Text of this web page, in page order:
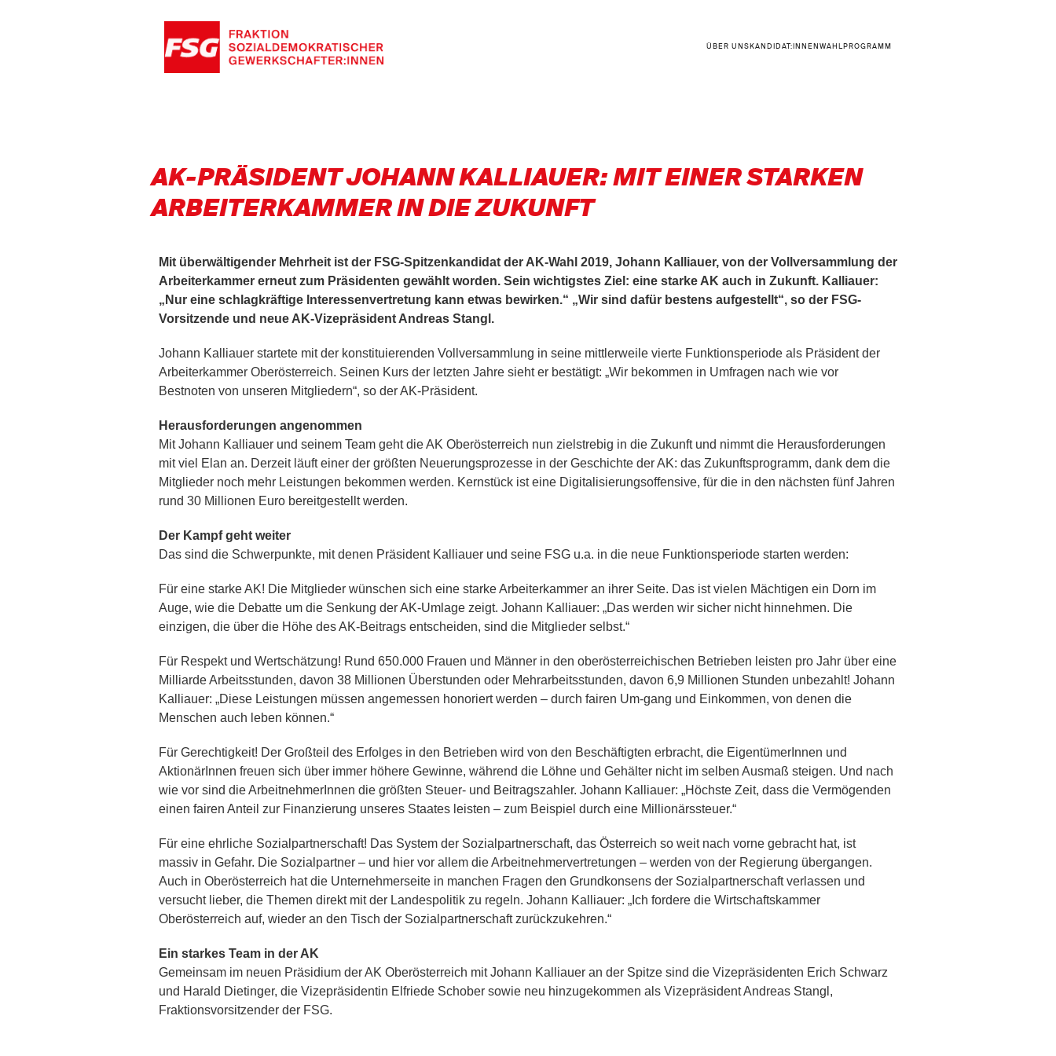
ÜBER UNS KANDIDAT:INNENWAHLPROGRAMM
AK-PRÄSIDENT JOHANN KALLIAUER: MIT EINER STARKEN
ARBEITERKAMMER IN DIE ZUKUNFT
Mit überwältigender Mehrheit ist der FSG-Spitzenkandidat der AK-Wahl 2019, Johann Kalliauer, von der Vollversammlung der
Arbeiterkammer erneut zum Präsidenten gewählt worden. Sein wichtigstes Ziel: eine starke AK auch in Zukunft. Kalliauer:
„Nur eine schlagkräftige Interessenvertretung kann etwas bewirken.“ „Wir sind dafür bestens aufgestellt“, so der FSG-
Vorsitzende und neue AK-Vizepräsident Andreas Stangl.
Johann Kalliauer startete mit der konstituierenden Vollversammlung in seine mittlerweile vierte Funktionsperiode als Präsident der
Arbeiterkammer Oberösterreich. Seinen Kurs der letzten Jahre sieht er bestätigt: „Wir bekommen in Umfragen nach wie vor
Bestnoten von unseren Mitgliedern“, so der AK-Präsident.
Herausforderungen angenommen
Mit Johann Kalliauer und seinem Team geht die AK Oberösterreich nun zielstrebig in die Zukunft und nimmt die Herausforderungen
mit viel Elan an. Derzeit läuft einer der größten Neuerungsprozesse in der Geschichte der AK: das Zukunftsprogramm, dank dem die
Mitglieder noch mehr Leistungen bekommen werden. Kernstück ist eine Digitalisierungsoffensive, für die in den nächsten fünf Jahren
rund 30 Millionen Euro bereitgestellt werden.
Der Kampf geht weiter
Das sind die Schwerpunkte, mit denen Präsident Kalliauer und seine FSG u.a. in die neue Funktionsperiode starten werden:
Für eine starke AK! Die Mitglieder wünschen sich eine starke Arbeiterkammer an ihrer Seite. Das ist vielen Mächtigen ein Dorn im
Auge, wie die Debatte um die Senkung der AK-Umlage zeigt. Johann Kalliauer: „Das werden wir sicher nicht hinnehmen. Die
einzigen, die über die Höhe des AK-Beitrags entscheiden, sind die Mitglieder selbst.“
Für Respekt und Wertschätzung! Rund 650.000 Frauen und Männer in den oberösterreichischen Betrieben leisten pro Jahr über eine
Milliarde Arbeitsstunden, davon 38 Millionen Überstunden oder Mehrarbeitsstunden, davon 6,9 Millionen Stunden unbezahlt! Johann
Kalliauer: „Diese Leistungen müssen angemessen honoriert werden – durch fairen Um-gang und Einkommen, von denen die
Menschen auch leben können.“
Für Gerechtigkeit! Der Großteil des Erfolges in den Betrieben wird von den Beschäftigten erbracht, die EigentümerInnen und
AktionärInnen freuen sich über immer höhere Gewinne, während die Löhne und Gehälter nicht im selben Ausmaß steigen. Und nach
wie vor sind die ArbeitnehmerInnen die größten Steuer- und Beitragszahler. Johann Kalliauer: „Höchste Zeit, dass die Vermögenden
einen fairen Anteil zur Finanzierung unseres Staates leisten – zum Beispiel durch eine Millionärssteuer.“
Für eine ehrliche Sozialpartnerschaft! Das System der Sozialpartnerschaft, das Österreich so weit nach vorne gebracht hat, ist
massiv in Gefahr. Die Sozialpartner – und hier vor allem die Arbeitnehmervertretungen – werden von der Regierung übergangen.
Auch in Oberösterreich hat die Unternehmerseite in manchen Fragen den Grundkonsens der Sozialpartnerschaft verlassen und
versucht lieber, die Themen direkt mit der Landespolitik zu regeln. Johann Kalliauer: „Ich fordere die Wirtschaftskammer
Oberösterreich auf, wieder an den Tisch der Sozialpartnerschaft zurückzukehren.“
Ein starkes Team in der AK
Gemeinsam im neuen Präsidium der AK Oberösterreich mit Johann Kalliauer an der Spitze sind die Vizepräsidenten Erich Schwarz
und Harald Dietinger, die Vizepräsidentin Elfriede Schober sowie neu hinzugekommen als Vizepräsident Andreas Stangl,
Fraktionsvorsitzender der FSG.